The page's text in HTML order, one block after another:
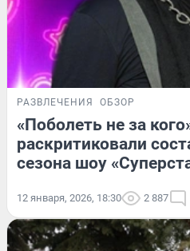
РАЗВЛЕЧЕНИЯ ОБЗОР
«Поболеть не за
раскритиковали
сезона шоу
12 января, 2026, 18:30 2 887